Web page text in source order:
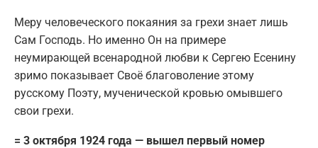
Меру человеческого покаяния за грехи знает лишь
Сам Господь. Но именно Он на примере
неумирающей всенародной любви к Сергею Есенину
зримо показывает Своё благоволение этому
русскому Поэту, мученической кровью омывшего
свои грехи.
= 3 октября 1924 года — вышел первый номер